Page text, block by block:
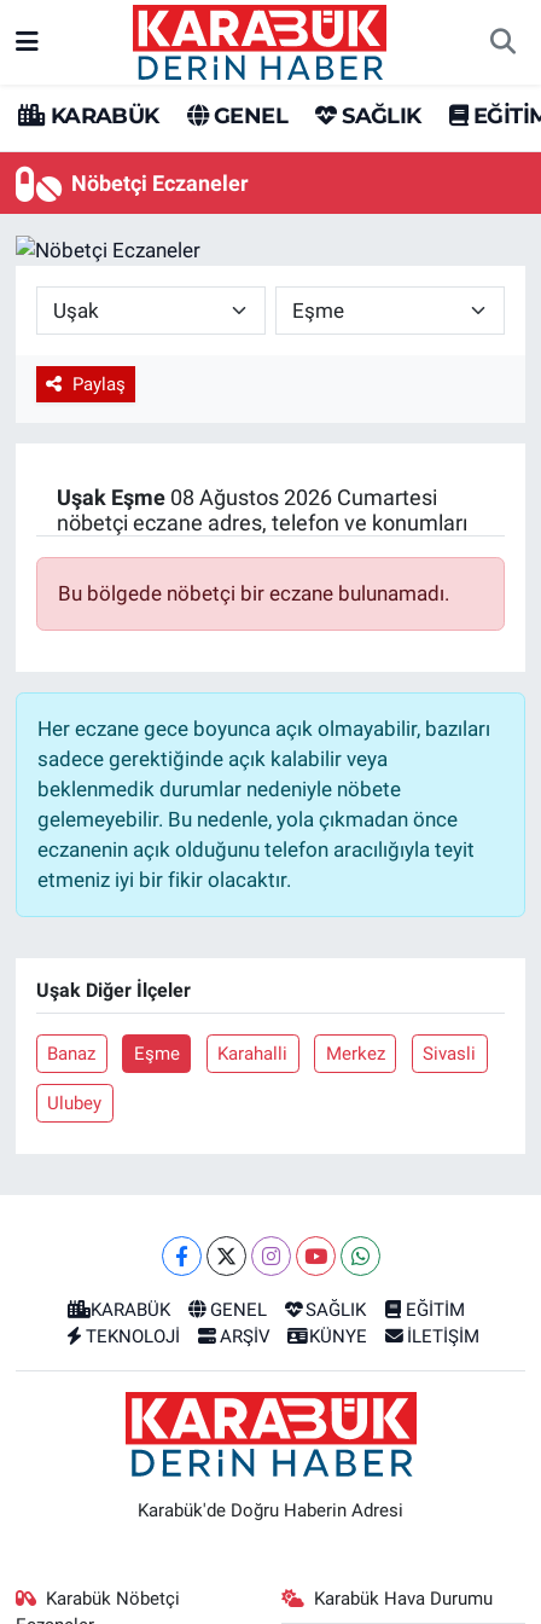
KARABÜK GENEL SAĞLIK
Nöbetçi Eczaneler
Paylaş
Uşak Eşme08 Ağustos 2026 Cumartesi
nöbetçi eczane adres, telefon ve konumları
Bu bölgede nöbetçi bir eczane bulunamadı.
Her eczane gece boyunca açık olmayabilir, bazıları
sadece gerektiğinde açık kalabilir veya
beklenmedik durumlar nedeniyle nöbete
gelemeyebilir. Bu nedenle, yola çıkmadan önce
eczanenin açık olduğunu telefon aracılığıyla teyit
etmeniz iyi bir fikir olacaktır.
Uşak Diğer İlçeler
Banaz Eşme Karahalli Merkez Sivasli
Ulubey
KARABÜK GENEL SAĞLIK
EĞİTİM
TEKNOLOJİ
ARŞİV KÜNYE İLETİŞİM
Karabük'de Doğru Haberin Adresi
Karabük Nöbetçi
Karabük Hava Durumu
Karabük Hava Durumu
Karabük Trafik Yoğunluk Haritası
Tüm Manşetler
Son Dakika Haberleri